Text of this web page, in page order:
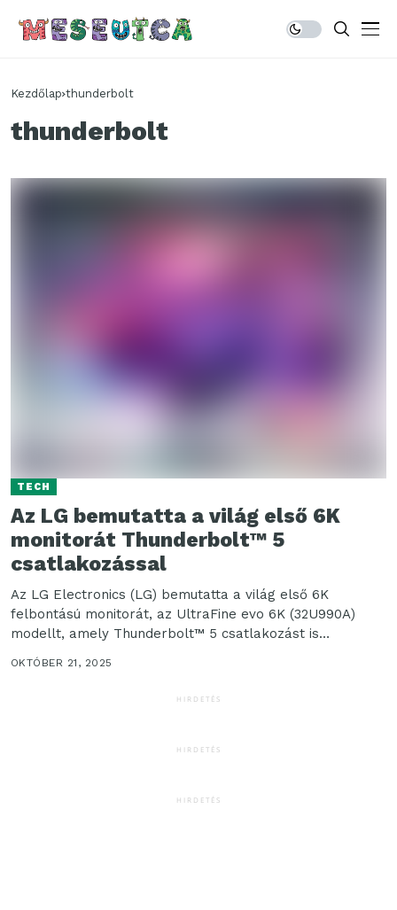
Kezdőlap thunderbolt
thunderbolt
TECH
Az LG bemutatta a világ első 6K
monitorát Thunderbolt™ 5
csatlakozással
Az LG Electronics (LG) bemutatta a világ első 6K
felbontású monitorát, az UltraFine evo 6K (32U990A)
modellt, amely Thunderbolt™ 5 csatlakozást is
lehetővé...
OKTÓBER 21, 2025
HIRDETÉS
HIRDETÉS
HIRDETÉS